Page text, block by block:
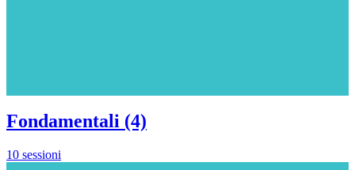
Fondamentali (4)
10 sessioni